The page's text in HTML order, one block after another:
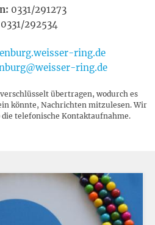
0331/291273
0331/292534
ring.de
ring.de
übertragen, wodurch es
könnte, Nachrichten mitzulesen. Wir
telefonische Kontaktaufnahme.